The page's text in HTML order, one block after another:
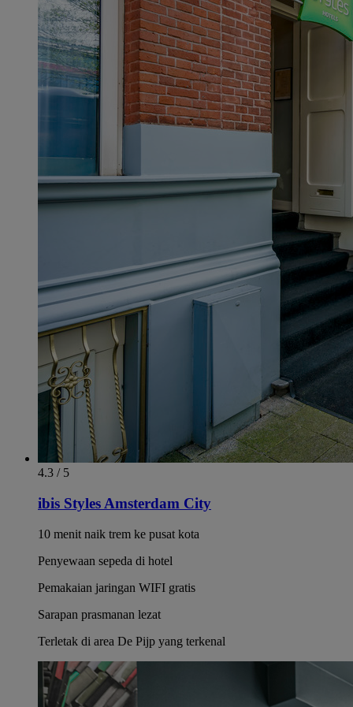
4.3 / 5
ibis Styles Amsterdam City
10 menit naik trem ke pusat kota
Penyewaan sepeda di hotel
Pemakaian jaringan WIFI gratis
Sarapan prasmanan lezat
Terletak di area De Pijp yang terkenal